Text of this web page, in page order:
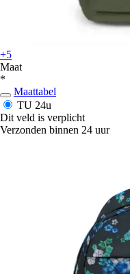
+5
Maat
*
Maattabel
TU 24u
Dit veld is verplicht
Verzonden binnen 24 uur